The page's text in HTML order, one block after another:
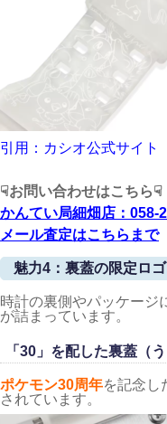
引用：カシオ公式サイト
☟お問い合わせはこちら☟
かんてい局細畑店：058-
メール査定はこちら まで
魅力4：裏蓋の限定ロ
時計の裏側やパッケージ
が詰まっています。
「30」を配した裏蓋（
ポケモン30周年を記念し
されています。